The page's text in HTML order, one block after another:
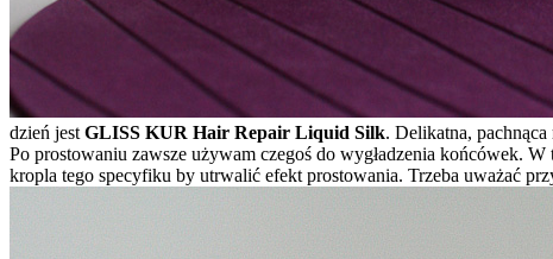
dzień jest GLISS KUR Hair Repair Liquid Silk. Delikatna, pachnąca
Po prostowaniu zawsze używam czegoś do wygładzenia końcówek.
kropla tego specyfiku by utrwalić efekt prostowania. Trzeba uważać